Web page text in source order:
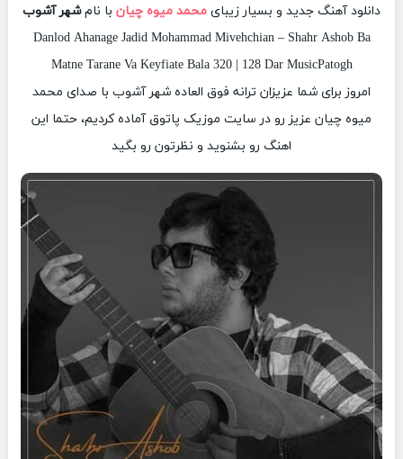
دانلود آهنگ جدید و بسیار زیبای محمد میوه چیان با نامشهر آشوب
Danlod Ahanage Jadid Mohammad Mivehchian – Shahr Ashob Ba
Matne Tarane Va Keyfiate Bala 320 | 128 Dar MusicPatogh
امروز برای شما عزیزان ترانه فوق العاده شهر آشوب با صدای محمد
میوه چیان عزیز رو در سایت موزیک پاتوق آماده کردیم، حتما این
اهنگ رو بشنوید و نظرتون رو بگید